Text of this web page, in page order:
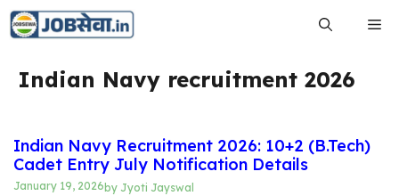
Skip
Indian Navy recruitment 2026
Indian Navy Recruitment 2026: 10+2 (B.Tech)
Cadet Entry July Notification Details
January 19, 2026 by Jyoti Jayswal